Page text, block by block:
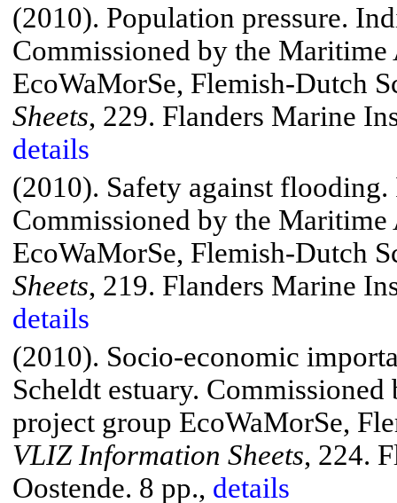
(2010). Population pressure.
Commissioned by the
EcoWaMorSe, Flemish-Dutch
Sheets, 229. Flanders Marine
details
(2010). Safety against flooding.
Commissioned by the
EcoWaMorSe, Flemish-Dutch
Sheets, 219. Flanders Marine
details
(2010). Socio-economic
Scheldt estuary.
project group EcoWaMorSe,
VLIZ Information Sheets, 224.
Oostende. 8 pp., details